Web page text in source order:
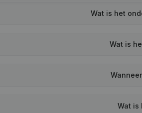
Wat is het
Wat is
Wat is